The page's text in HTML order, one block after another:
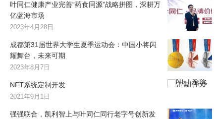
叶同仁健康产业完善“药食同源”战略拼图，深耕万
亿蓝海市场
2023年4月28日
成都第31届世界大学生夏季运动会：中国小将闪
耀舞台，未来可期
2023年8月7日
NFT系统定制开发
2021年9月1日
强强联合，凯利智上与叶同仁同行老字号创新发